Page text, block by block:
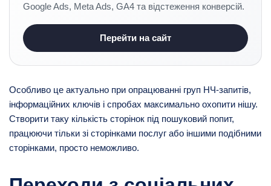
Google Ads, Meta Ads, GA4 та відстеження конверсій.
Перейти на сайт
Особливо це актуально при опрацюванні груп НЧ-запитів,
інформаційних ключів і спробах максимально охопити нішу.
Створити таку кількість сторінок під пошуковий попит,
працюючи тільки зі сторінками послуг або іншими подібними
сторінками, просто неможливо.